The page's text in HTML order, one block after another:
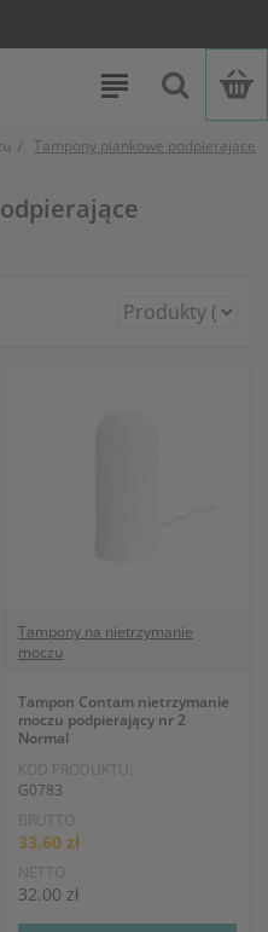
Tampony piankowe podpierające
Tampony na nietrzymanie
moczu
Tampon Contam nietrzymanie
moczu podpierający nr 2
Normal
KOD PRODUKTU:
G0783
BRUTTO
33.60 zł
NETTO
32.00 zł